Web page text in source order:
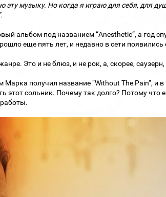
эту музыку. Но когда я играю для себя, для
альбом под названием “Anesthetic”, а год
еще пять лет, и недавно в сети
Это и не блюз, и не рок, а, скорее,
получил название “Without The Pain”, и
этот сольник. Почему так долго? Потому что